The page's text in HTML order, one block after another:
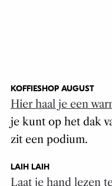
KOFFIESHOP AUGUST
Hier haal je een
je kunt op het dak
zit een podium.
LAIH LAIH
Laat je hand lezen